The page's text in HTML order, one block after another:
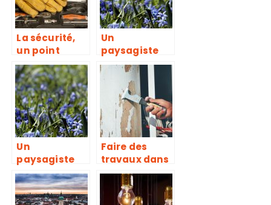
La sécurité,
un point
important à
ne pas
oublier lors
de vos
travaux
Un
paysagiste
dans les
environs de
Poitiers
Un
paysagiste
dans les
environs de
Poitiers
Faire des
travaux dans
sa maison
seul, une
bonne idée ?